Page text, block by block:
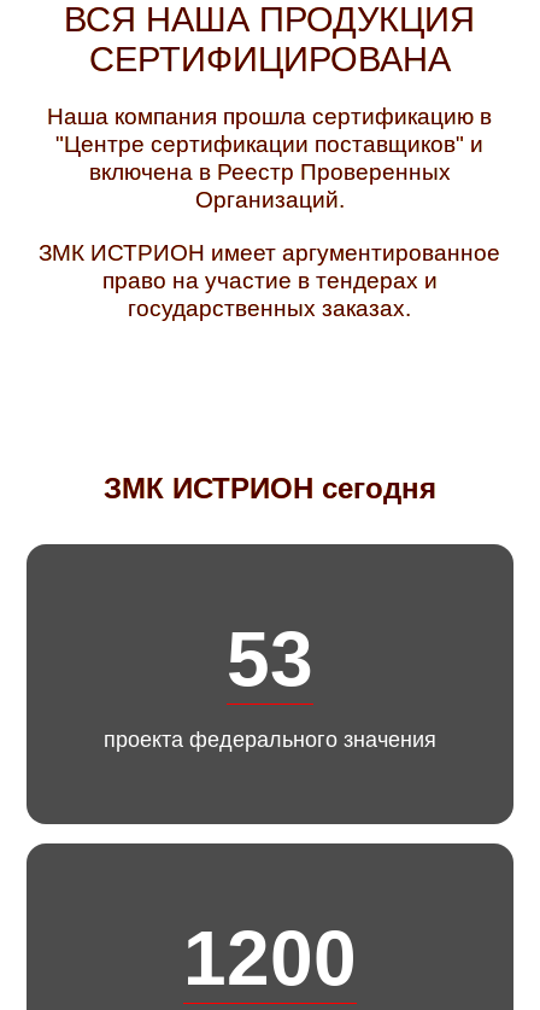
ВСЯ НАША ПРОДУКЦИЯ
СЕРТИФИЦИРОВАНА
Наша компания прошла сертификацию в
"Центре сертификации поставщиков" и
включена в Реестр Проверенных
Организаций.
ЗМК ИСТРИОН имеет аргументированное
право на участие в тендерах и
государственных заказах.
ЗМК ИСТРИОН сегодня
53
проекта федерального значения
1200